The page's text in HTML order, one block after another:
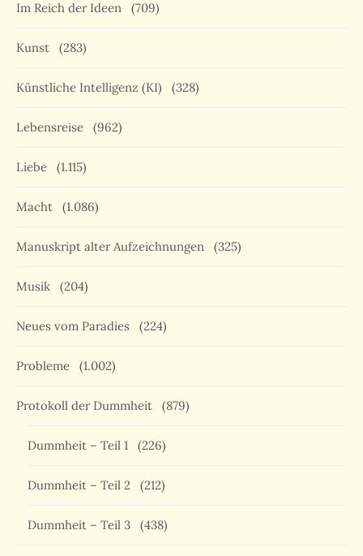
Im Reich der Ideen (709)
Kunst (283)
Künstliche Intelligenz (KI) (328)
Lebensreise (962)
Liebe (1.115)
Macht (1.086)
Manuskript alter Aufzeichnungen (325)
Musik (204)
Neues vom Paradies (224)
Probleme (1.002)
Protokoll der Dummheit (879)
Dummheit – Teil 1 (226)
Dummheit – Teil 2 (212)
Dummheit – Teil 3 (438)